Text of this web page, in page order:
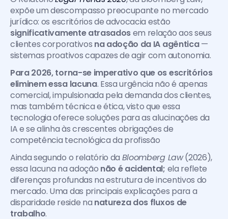
expõe um descompasso preocupante no mercado
significativamente atrasados em relação aos seus
clientes corporativos na adoção da IA agêntica —
sistemas proativos capazes de agir com autonomia.
Para 2026, torna-se imperativo que os escritórios
eliminem essa lacuna. Essa urgência não é apenas
comercial, impulsionada pela demanda dos clientes,
mas também técnica e ética, visto que essa
tecnologia oferece soluções para as alucinações da
IA e se alinha às crescentes obrigações de
competência tecnológica da profissão
Ainda segundo o relatório da Bloomberg Law (2026),
essa lacuna na adoção não é acidental; ela reflete
diferenças profundas na estrutura de incentivos do
mercado. Uma das principais explicações para a
disparidade reside na natureza dos fluxos de
trabalho.